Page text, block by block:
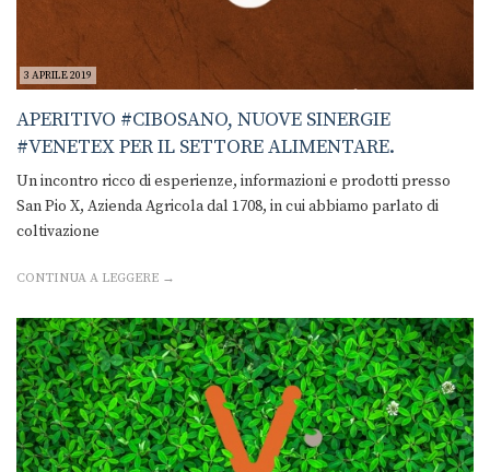
3 APRILE 2019
APERITIVO #CIBOSANO, NUOVE SINERGIE
#VENETEX PER IL SETTORE ALIMENTARE.
Un incontro ricco di esperienze, informazioni e prodotti presso
San Pio X, Azienda Agricola dal 1708, in cui abbiamo parlato di
coltivazione
CONTINUA A LEGGERE →